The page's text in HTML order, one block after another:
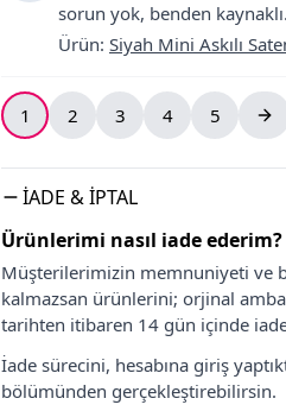
sorun yok, benden kaynaklı.
Ürün: Siyah Mini Askılı
1 2 3 4 5
İADE & İPTAL
Ürünlerimi nasıl iade ederim?
Müşterilerimizin memnuniyeti ve
kalmazsan ürünlerini; orjinal
tarihten itibaren 14 gün içinde
İade sürecini, hesabına giriş
bölümünden gerçekleştirebilirsin.